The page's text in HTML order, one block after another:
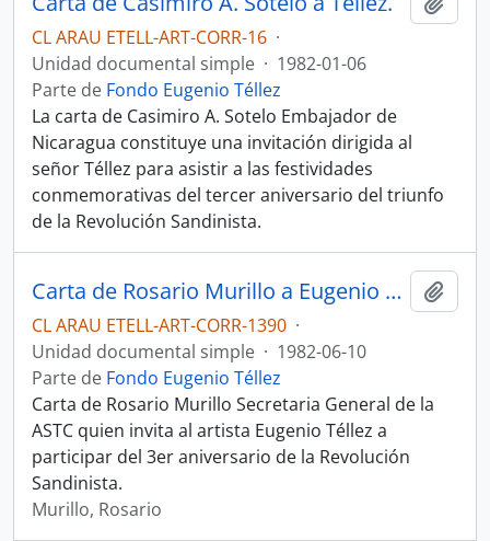
CL ARAU ETELL-ART-CORR-16 ·
Unidad documental simple · 1982-01-06
Parte de Fondo Eugenio Téllez
La carta de Casimiro A. Sotelo Embajador de
Nicaragua constituye una invitación dirigida al
señor Téllez para asistir a las festividades
conmemorativas del tercer aniversario del triunfo
de la Revolución Sandinista.
Carta de Rosario Murillo a Eugenio Téllez
CL ARAU ETELL-ART-CORR-1390 ·
Unidad documental simple · 1982-06-10
Parte de Fondo Eugenio Téllez
Carta de Rosario Murillo Secretaria General de la
ASTC quien invita al artista Eugenio Téllez a
participar del 3er aniversario de la Revolución
Sandinista.
Murillo, Rosario